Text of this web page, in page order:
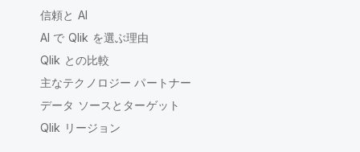
信頼と AI
AI で Qlik を選ぶ理由
Qlik との比較
主なテクノロジー パートナー
データ ソースとターゲット
Qlik リージョン